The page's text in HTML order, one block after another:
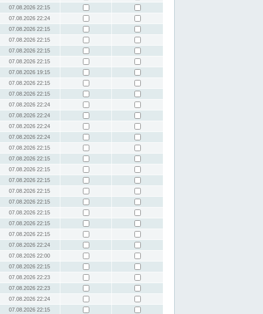
07.08.2026 22:15
07.08.2026 22:24
07.08.2026 22:15
07.08.2026 22:15
07.08.2026 22:15
07.08.2026 22:15
07.08.2026 19:15
07.08.2026 22:15
07.08.2026 22:15
07.08.2026 22:24
07.08.2026 22:24
07.08.2026 22:24
07.08.2026 22:24
07.08.2026 22:15
07.08.2026 22:15
07.08.2026 22:15
07.08.2026 22:15
07.08.2026 22:15
07.08.2026 22:15
07.08.2026 22:15
07.08.2026 22:15
07.08.2026 22:15
07.08.2026 22:24
07.08.2026 22:00
07.08.2026 22:15
07.08.2026 22:23
07.08.2026 22:23
07.08.2026 22:24
07.08.2026 22:15